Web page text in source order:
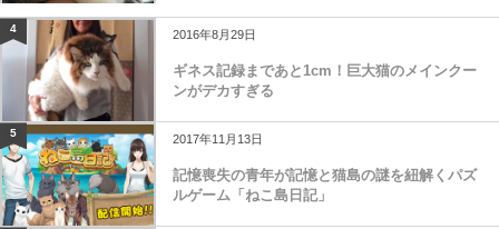
ミツとは
ギネス記録まであと1cm！巨大猫のメインクー
5
記憶喪失の青年が記憶と猫島の謎を紐解くパズ